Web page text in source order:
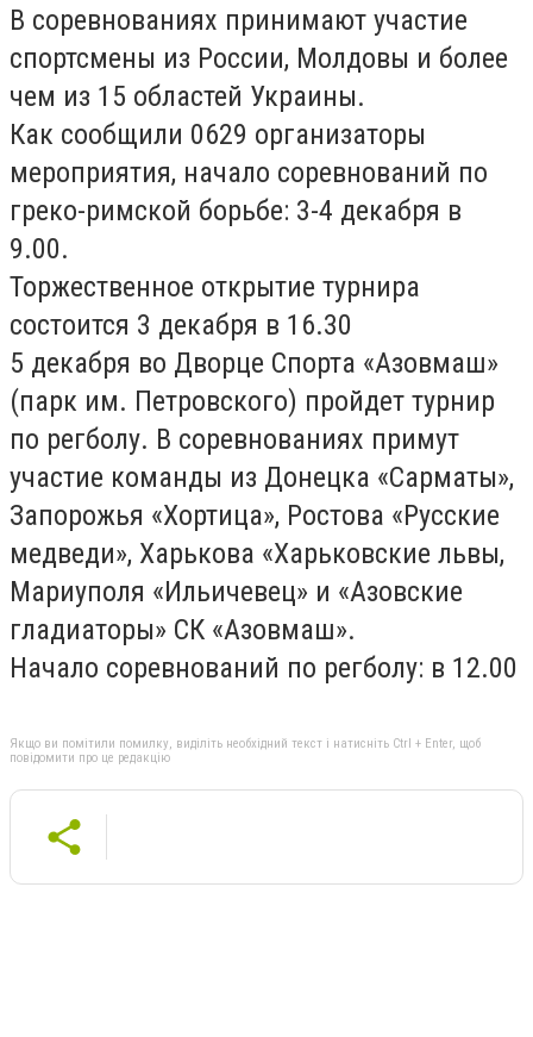
В соревнованиях принимают участие
спортсмены из России, Молдовы и более
чем из 15 областей Украины.
Как сообщили 0629 организаторы
мероприятия, начало соревнований по
греко-римской борьбе: 3-4 декабря в
9.00.
Торжественное открытие турнира
состоится 3 декабря в 16.30
5 декабря во Дворце Спорта «Азовмаш»
(парк им. Петровского) пройдет турнир
по регболу. В соревнованиях примут
участие команды из Донецка «Сарматы»,
Запорожья «Хортица», Ростова «Русские
медведи», Харькова «Харьковские львы,
Мариуполя «Ильичевец» и «Азовские
гладиаторы» СК «Азовмаш».
Начало соревнований по регболу: в 12.00
Якщо ви помітили помилку, виділіть необхідний текст і натисніть Ctrl + Enter, щоб
повідомити про це редакцію